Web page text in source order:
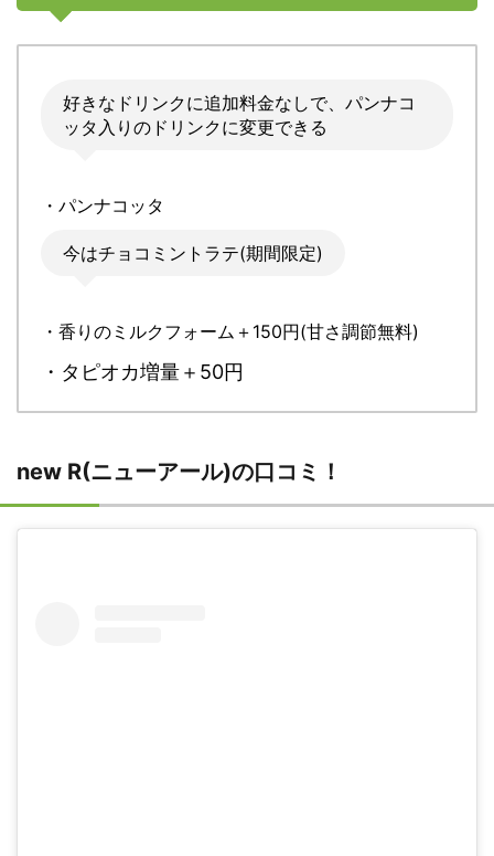
好きなドリンクに追加料金なしで、パンナコ
ッタ入りのドリンクに変更できる
・パンナコッタ
今はチョコミントラテ(期間限定)
・香りのミルクフォーム＋150円(甘さ調節無料)
・タピオカ増量＋50円
new R(ニューアール)の口コミ！